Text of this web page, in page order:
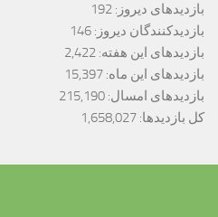
بازدیدهای دیروز: 192
بازدیدکنندگان دیروز: 146
بازدیدهای این هفته: 2,422
بازدیدهای این ماه: 15,397
بازدیدهای امسال: 215,190
کل بازدیدها: 1,658,027